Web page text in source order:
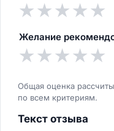
★
★
★
★
★
Желание
★
★
★
★
★
Общая оценка
по всем критериям.
Текст отзыва